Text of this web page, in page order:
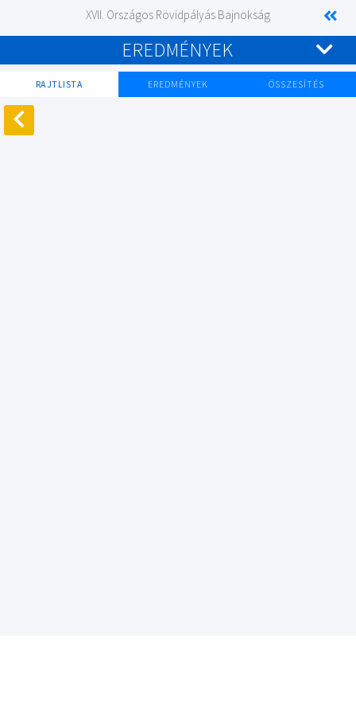
XVII. Országos Rövidpályás Bajnokság
EREDMÉNYEK
RAJTLISTA EREDMÉNYEK ÖSSZESÍTÉS